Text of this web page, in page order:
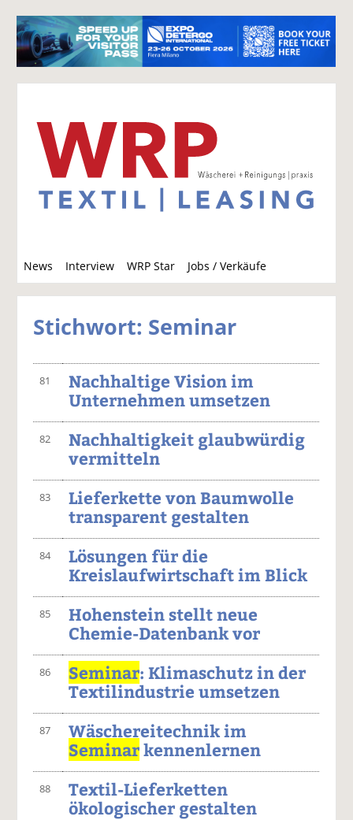
News Interview WRP Star Jobs / Verkäufe
u
c
Stichwort: Seminar
81
Nachhaltige Vision im
Unternehmen umsetzen
82
Nachhaltigkeit glaubwürdig
vermitteln
83
Lieferkette von Baumwolle
transparent gestalten
84
Lösungen für die
Kreislaufwirtschaft im Blick
85
Hohenstein stellt neue
Chemie-Datenbank vor
86 Seminar: Klimaschutz in der
Textilindustrie umsetzen
87
Wäschereitechnik im
Seminarkennenlernen
88
Textil-Lieferketten
ökologischer gestalten